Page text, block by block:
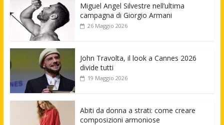
Miguel Angel Silvestre nell’ultima
campagna di Giorgio Armani
26 Maggio 2026
John Travolta, il look a Cannes 2026
divide tutti
19 Maggio 2026
Abiti da donna a strati: come creare
composizioni armoniose